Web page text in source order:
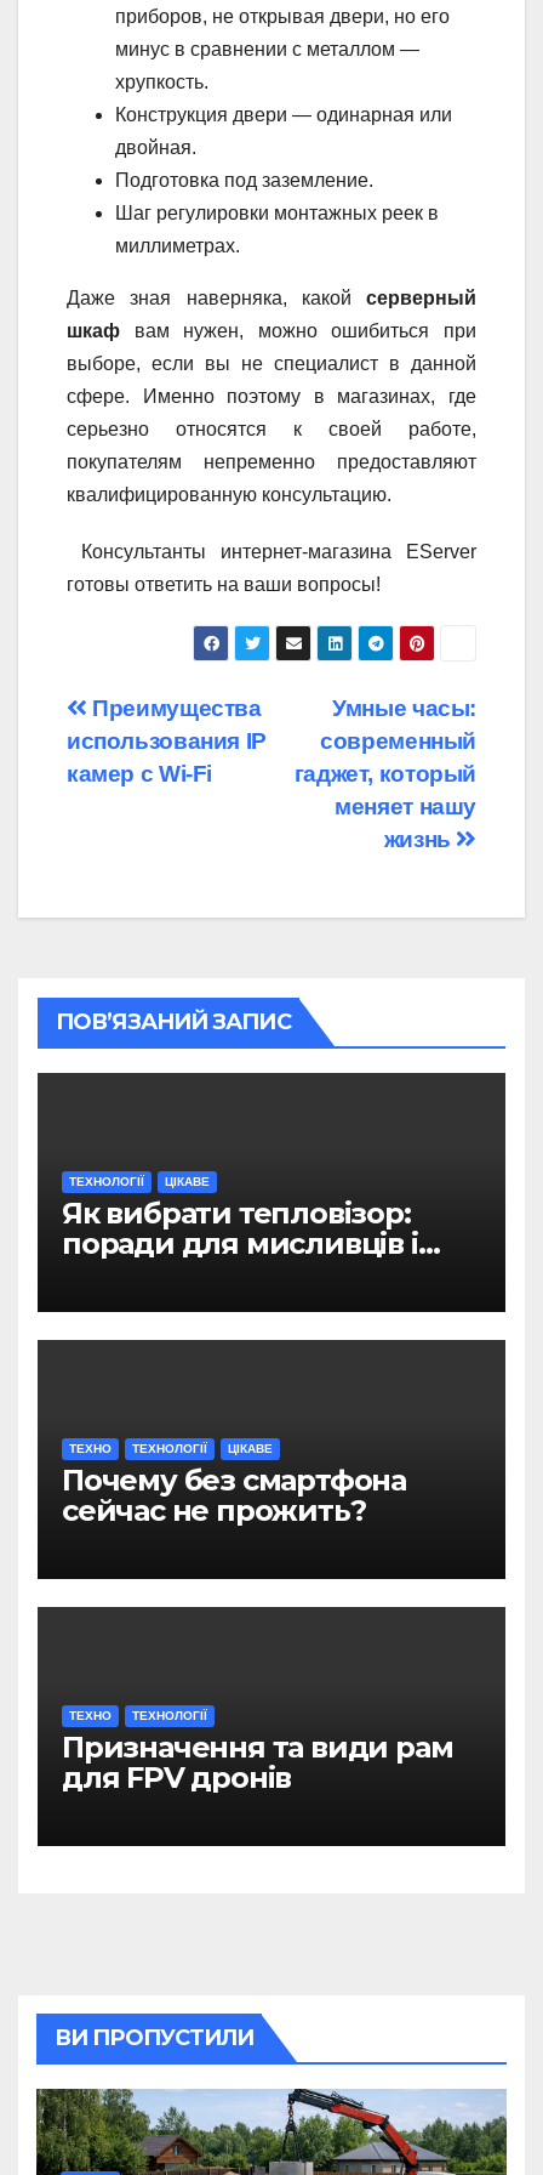
приборов, не открывая двери, но его
минус в сравнении с металлом —
хрупкость.
Конструкция двери — одинарная или
двойная.
Подготовка под заземление.
Шаг регулировки монтажных реек в
миллиметрах.
Даже зная наверняка, какой серверный
шкаф вам нужен, можно ошибиться при
выборе, если вы не специалист в данной
сфере. Именно поэтому в магазинах, где
серьезно относятся к своей работе,
покупателям непременно предоставляют
квалифицированную консультацию.
Консультанты интернет-магазина EServer
готовы ответить на ваши вопросы!
Навігація
записів
Умные часы:
современный
гаджет, который
меняет нашу
жизнь
Преимущества
использования IP
камер с Wi-Fi
ПОВ’ЯЗАНИЙ ЗАПИС
ТЕХНОЛОГІЇ ЦІКАВЕ
Як вибрати тепловізор:
поради для мисливців і
ТЕХНО ТЕХНОЛОГІЇ ЦІКАВЕ
Почему без смартфона
сейчас не прожить?
ТЕХНО ТЕХНОЛОГІЇ
Призначення та види рам
для FPV дронів
ВИ ПРОПУСТИЛИ